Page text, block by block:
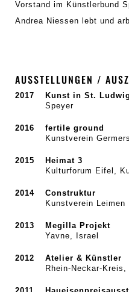
Vorstand im Künstlerbund
Andrea Niessen lebt und
AUSSTELLUNGEN /
2017
Kunst in St. Ludwig
Speyer
2016
fertile ground
Kunstverein
2015
Heimat 3
Kulturforum Eifel,
2014
Construktur
Kunstverein Leimen
2013
Megilla Projekt
Yavne, Israel
2012
Atelier & Künstler
Rhein-Neckar-Kreis,